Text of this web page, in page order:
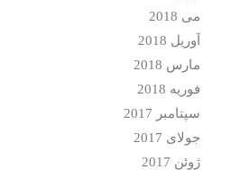
می 2018
آوریل 2018
مارس 2018
فوریه 2018
سپتامبر 2017
جولای 2017
ژوئن 2017